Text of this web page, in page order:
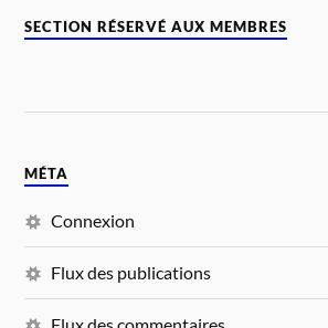
SECTION RÉSERVÉ AUX MEMBRES
MÉTA
Connexion
Flux des publications